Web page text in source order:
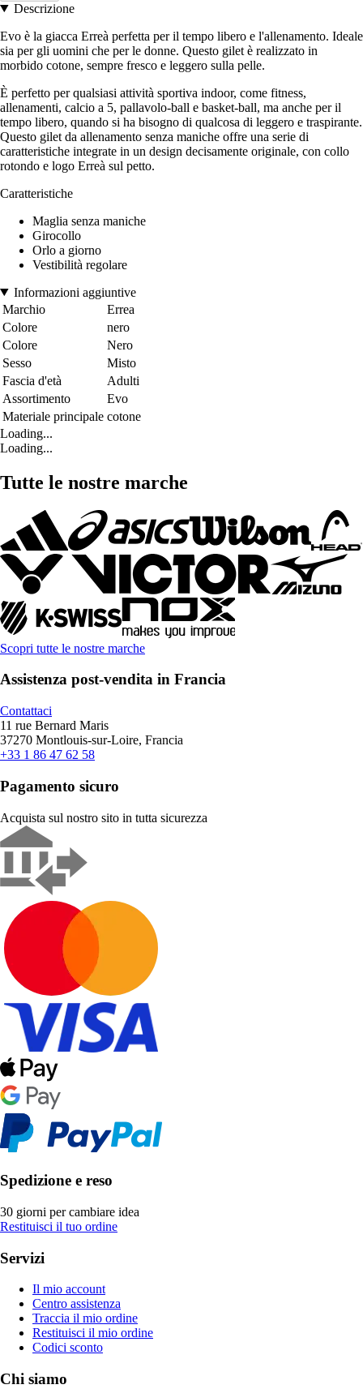
Descrizione
Evo è la giacca Erreà perfetta per il tempo libero e l'allenamento. Ideale
sia per gli uomini che per le donne. Questo gilet è realizzato in
morbido cotone, sempre fresco e leggero sulla pelle.
È perfetto per qualsiasi attività sportiva indoor, come fitness,
allenamenti, calcio a 5, pallavolo-ball e basket-ball, ma anche per il
tempo libero, quando si ha bisogno di qualcosa di leggero e traspirante.
Questo gilet da allenamento senza maniche offre una serie di
caratteristiche integrate in un design decisamente originale, con collo
rotondo e logo Erreà sul petto.
Caratteristiche
Maglia senza maniche
Girocollo
Orlo a giorno
Vestibilità regolare
Informazioni aggiuntive
Marchio
Errea
Colore
nero
Colore
Nero
Sesso
Misto
Fascia d'età
Adulti
Assortimento
Evo
Materiale principale cotone
Loading...
Loading...
Tutte le nostre marche
Scopri tutte le nostre marche
Assistenza post-vendita in Francia
Contattaci
11 rue Bernard Maris
37270 Montlouis-sur-Loire, Francia
+33 1 86 47 62 58
Pagamento sicuro
Acquista sul nostro sito in tutta sicurezza
Spedizione e reso
30 giorni per cambiare idea
Restituisci il tuo ordine
Servizi
Il mio account
Centro assistenza
Traccia il mio ordine
Restituisci il mio ordine
Codici sconto
Chi siamo